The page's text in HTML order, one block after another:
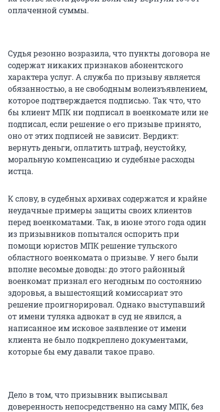
оплаченной суммы.
Судья резонно возразила, что пункты договора не
содержат никаких признаков абонентского
характера услуг. А служба по призыву является
обязанностью, а не свободным волеизъявлением,
которое подтверждается подписью. Так что, что
бы клиент МПК ни подписал в военкомате или не
подписал, если решение о его призыве принято,
оно от этих подписей не зависит. Вердикт:
вернуть деньги, оплатить штраф, неустойку,
моральную компенсацию и судебные расходы
истца.
К слову, в судебных архивах содержатся и крайне
неудачные примеры защиты своих клиентов
перед военкоматами. Так, в июне этого года один
из призывников попытался оспорить при
помощи юристов МПК решение тульского
областного военкомата о призыве. У него были
вполне весомые доводы: до этого районный
военкомат признал его негодным по состоянию
здоровья, а вышестоящий комиссариат это
решение проигнорировал. Однако выступавший
от имени туляка адвокат в суд не явился, а
написанное им исковое заявление от имени
клиента не было подкреплено документами,
которые бы ему давали такое право.
Дело в том, что призывник выписывал
доверенность непосредственно на саму МПК, без